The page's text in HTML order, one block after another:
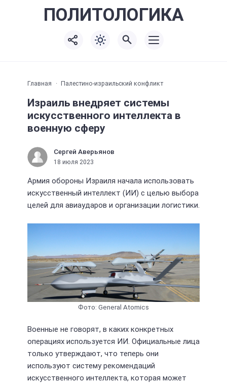
ПОЛИТОЛОГИКА
Главная Палестино-израильский конфликт
Израиль внедряет системы
искусственного интеллекта в
военную сферу
Сергей Аверьянов
18 июля 2023
Армия обороны Израиля начала использовать
искусственный интеллект (ИИ) с целью выбора
целей для авиаударов и организации логистики.
Фото: General Atomics
Военные не говорят, в каких конкретных
операциях используется ИИ. Официальные лица
только утверждают, что теперь они
используют систему рекомендаций
искусственного интеллекта, которая может